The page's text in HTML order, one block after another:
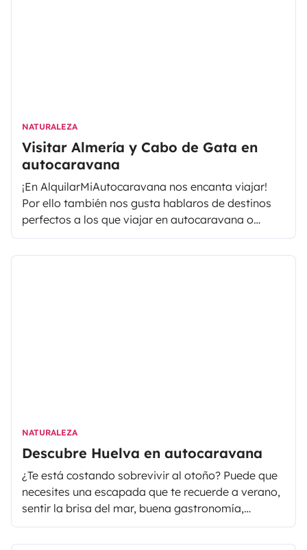
NATURALEZA
Visitar Almería y Cabo de Gata en
autocaravana
¡En AlquilarMiAutocaravana nos encanta viajar!
Por ello también nos gusta hablaros de destinos
perfectos a los que viajar en autocaravana o
furgoneta camper. En esta ocasión os
proponemos Almería y la zona de Cabo de Gata,
NATURALEZA
Descubre Huelva en autocaravana
¿Te está costando sobrevivir al otoño? Puede que
necesites una escapada que te recuerde a verano,
sentir la brisa del mar, buena gastronomía,
paisajes de ensueño… Te estarás preguntando
dónde encontrar todo eso, ¿verdad? Muy fácil, en